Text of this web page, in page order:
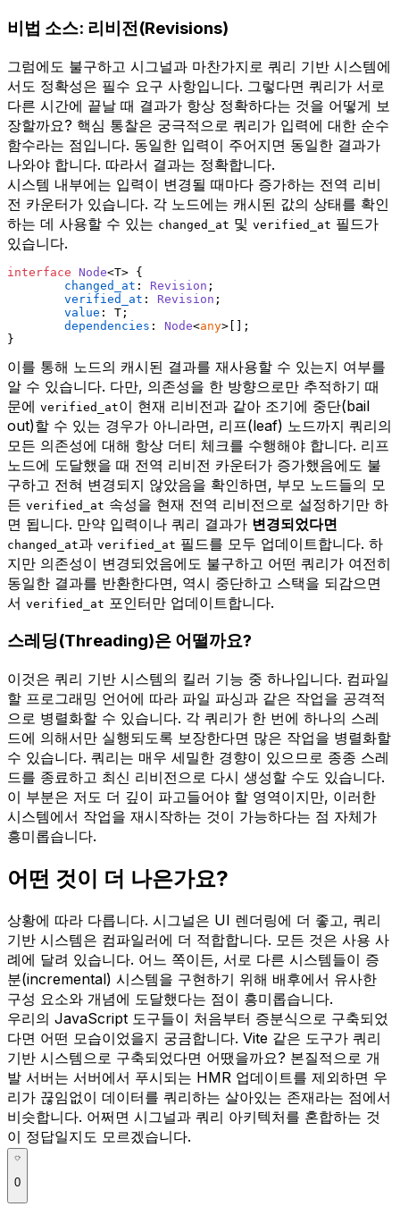
비법 소스: 리비전(Revisions)
그럼에도 불구하고 시그널과 마찬가지로 쿼리 기반 시스템에
서도 정확성은 필수 요구 사항입니다. 그렇다면 쿼리가 서로
다른 시간에 끝날 때 결과가 항상 정확하다는 것을 어떻게 보
장할까요? 핵심 통찰은 궁극적으로 쿼리가 입력에 대한 순수
함수라는 점입니다. 동일한 입력이 주어지면 동일한 결과가
나와야 합니다. 따라서 결과는 정확합니다.
시스템 내부에는 입력이 변경될 때마다 증가하는 전역 리비
전 카운터가 있습니다. 각 노드에는 캐시된 값의 상태를 확인
하는 데 사용할 수 있는 changed_at 및 verified_at 필드가
있습니다.
interface Node<T> {
changed_at : Revision ;
verified_at : Revision ;
value : T;
dependencies : Node<any>[];
}
이를 통해 노드의 캐시된 결과를 재사용할 수 있는지 여부를
알 수 있습니다. 다만, 의존성을 한 방향으로만 추적하기 때
문에 verified_at이 현재 리비전과 같아 조기에 중단(bail
out)할 수 있는 경우가 아니라면, 리프(leaf) 노드까지 쿼리의
모든 의존성에 대해 항상 더티 체크를 수행해야 합니다. 리프
노드에 도달했을 때 전역 리비전 카운터가 증가했음에도 불
구하고 전혀 변경되지 않았음을 확인하면, 부모 노드들의 모
든 verified_at 속성을 현재 전역 리비전으로 설정하기만 하
면 됩니다. 만약 입력이나 쿼리 결과가 변경되었다면
changed_at과 verified_at 필드를 모두 업데이트합니다. 하
지만 의존성이 변경되었음에도 불구하고 어떤 쿼리가 여전히
동일한 결과를 반환한다면, 역시 중단하고 스택을 되감으면
서 verified_at 포인터만 업데이트합니다.
스레딩(Threading)은 어떨까요?
이것은 쿼리 기반 시스템의 킬러 기능 중 하나입니다. 컴파일
할 프로그래밍 언어에 따라 파일 파싱과 같은 작업을 공격적
으로 병렬화할 수 있습니다. 각 쿼리가 한 번에 하나의 스레
드에 의해서만 실행되도록 보장한다면 많은 작업을 병렬화할
수 있습니다. 쿼리는 매우 세밀한 경향이 있으므로 종종 스레
드를 종료하고 최신 리비전으로 다시 생성할 수도 있습니다.
이 부분은 저도 더 깊이 파고들어야 할 영역이지만, 이러한
시스템에서 작업을 재시작하는 것이 가능하다는 점 자체가
흥미롭습니다.
어떤 것이 더 나은가요?
상황에 따라 다릅니다. 시그널은 UI 렌더링에 더 좋고, 쿼리
기반 시스템은 컴파일러에 더 적합합니다. 모든 것은 사용 사
례에 달려 있습니다. 어느 쪽이든, 서로 다른 시스템들이 증
분(incremental) 시스템을 구현하기 위해 배후에서 유사한
구성 요소와 개념에 도달했다는 점이 흥미롭습니다.
우리의 JavaScript 도구들이 처음부터 증분식으로 구축되었
다면 어떤 모습이었을지 궁금합니다. Vite 같은 도구가 쿼리
기반 시스템으로 구축되었다면 어땠을까요? 본질적으로 개
발 서버는 서버에서 푸시되는 HMR 업데이트를 제외하면 우
리가 끊임없이 데이터를 쿼리하는 살아있는 존재라는 점에서
비슷합니다. 어쩌면 시그널과 쿼리 아키텍처를 혼합하는 것
이 정답일지도 모르겠습니다.
0